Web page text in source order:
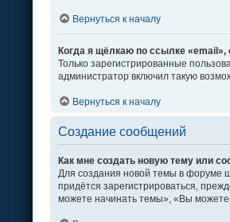
Вернуться к началу
Когда я щёлкаю по ссылке
Только зарегистрированные
администратор включил такую
Вернуться к началу
Создание сообщений
Как мне создать новую тему или
Для создания новой темы в форуме
придётся зарегистрироваться,
можете начинать темы», «Вы можете